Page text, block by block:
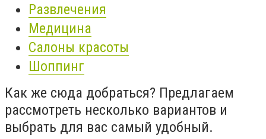
Развлечения
Медицина
Салоны красоты
Шоппинг
Как же сюда добраться? Предлагаем
рассмотреть несколько вариантов и
выбрать для вас самый удобный.